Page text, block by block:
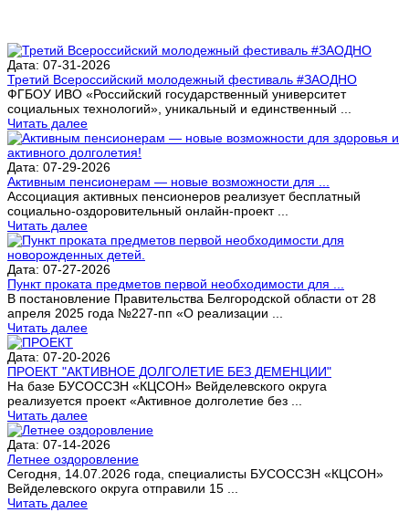
Дата: 07-31-2026
Третий Всероссийский молодежный фестиваль #ЗАОДНО
ФГБОУ ИВО «Российский государственный университет
социальных технологий», уникальный и единственный ...
Читать далее
Дата: 07-29-2026
Активным пенсионерам — новые возможности для ...
Ассоциация активных пенсионеров реализует бесплатный
социально-оздоровительный онлайн-проект ...
Читать далее
Дата: 07-27-2026
Пункт проката предметов первой необходимости для ...
В постановление Правительства Белгородской области от 28
апреля 2025 года №227-пп «О реализации ...
Читать далее
Дата: 07-20-2026
ПРОЕКТ "АКТИВНОЕ ДОЛГОЛЕТИЕ БЕЗ ДЕМЕНЦИИ"
На базе БУСОССЗН «КЦСОН» Вейделевского округа
реализуется проект «Активное долголетие без ...
Читать далее
Дата: 07-14-2026
Летнее оздоровление
Сегодня, 14.07.2026 года, специалисты БУСОССЗН «КЦСОН»
Вейделевского округа отправили 15 ...
Читать далее